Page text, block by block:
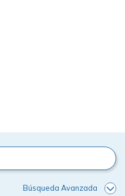
Búsqueda Avanzada